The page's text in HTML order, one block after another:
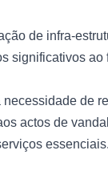
de infra-
significativos
de
actos de
essenciais.